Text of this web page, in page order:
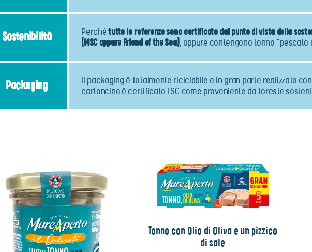
Sostenibilità Perchétutte le referenze sono certificate dal punto di vista della
(MSC oppure Friend of the Sea), oppure contengono tonno “pescato
Packaging
Il packaging è totalmente riciclabile e in gran parte realizzato
cartoncino è certificato FSC come proveniente da foreste
Tonno con Olio di Oliva e un pizzico
di sale